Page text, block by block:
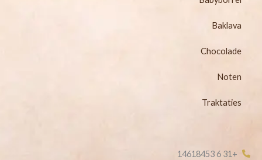
Baklava
Chocolade
Noten
Traktaties
+31 6 14618453